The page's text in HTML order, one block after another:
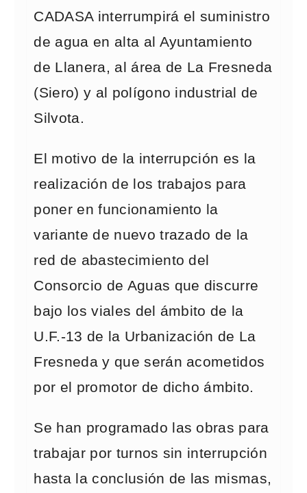
CADASA interrumpirá el suministro
de agua en alta al Ayuntamiento
de Llanera, al área de La Fresneda
(Siero) y al polígono industrial de
Silvota.
El motivo de la interrupción es la
realización de los trabajos para
poner en funcionamiento la
variante de nuevo trazado de la
red de abastecimiento del
Consorcio de Aguas que discurre
bajo los viales del ámbito de la
U.F.-13 de la Urbanización de La
Fresneda y que serán acometidos
por el promotor de dicho ámbito.
Se han programado las obras para
trabajar por turnos sin interrupción
hasta la conclusión de las mismas,